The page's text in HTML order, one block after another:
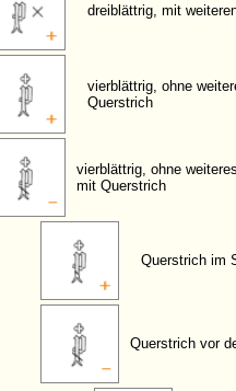
dreiblättrig, mit
vierblättrig, ohne
Querstrich
vierblättrig, ohne
mit Querstrich
Querstrich im
Querstrich vor